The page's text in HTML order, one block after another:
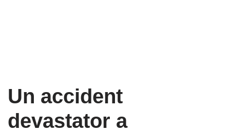
Un accident
devastator a